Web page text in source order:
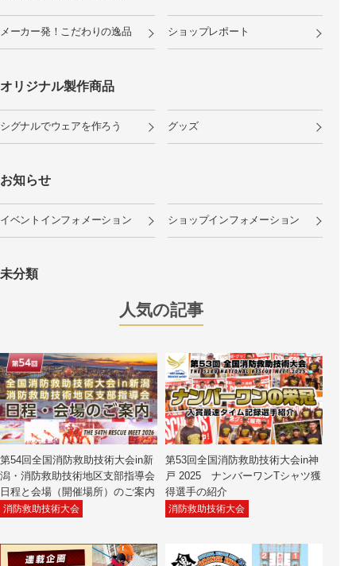
メーカー発！こだわりの逸品 ショップレポート
オリジナル製作商品
シグナルでウェアを作ろう グッズ
お知らせ
イベントインフォメーション ショップインフォメーション
未分類
人気の記事
第54回全国消防救助技術大会in新
潟・消防救助技術地区支部指導会
日程と会場（開催場所）のご案内
消防救助技術大会
第53回全国消防救助技術大会in神
戸 2025 ナンバーワンTシャツ獲
得選手の紹介
消防救助技術大会